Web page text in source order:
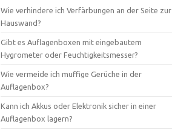
Wie verhindere ich Verfärbungen an der Seite zur
Hauswand?
Gibt es Auflagenboxen mit eingebautem
Hygrometer oder Feuchtigkeitsmesser?
Wie vermeide ich muffige Gerüche in der
Auflagenbox?
Kann ich Akkus oder Elektronik sicher in einer
Auflagenbox lagern?